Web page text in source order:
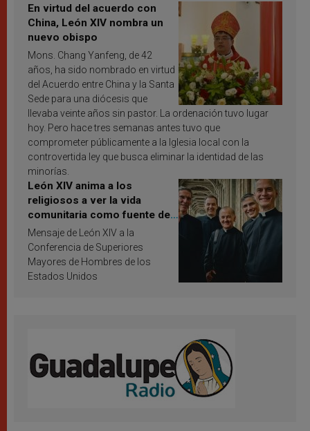
En virtud del acuerdo con
China, León XIV nombra un
nuevo obispo
Mons. Chang Yanfeng, de 42
años, ha sido nombrado en virtud
del Acuerdo entre China y la Santa
Sede para una diócesis que
llevaba veinte años sin pastor. La ordenación tuvo lugar
hoy. Pero hace tres semanas antes tuvo que
comprometer públicamente a la Iglesia local con la
controvertida ley que busca eliminar la identidad de las
minorías.
León XIV anima a los
religiosos a ver la vida
comunitaria como fuente de
inspiración y santificación
Mensaje de León XIV a la
Conferencia de Superiores
Mayores de Hombres de los
Estados Unidos